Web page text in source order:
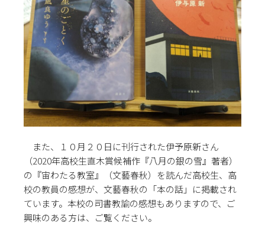
また、１０月２０日に刊行された伊予原新さん
（2020年高校生直木賞候補作『八月の銀の雪』著者）
の『宙わたる教室』（文藝春秋）を読んだ高校生、高
校の教員の感想が、文藝春秋の「本の話」に掲載され
ています。本校の司書教諭の感想もありますので、ご
興味のある方は、ご覧ください。